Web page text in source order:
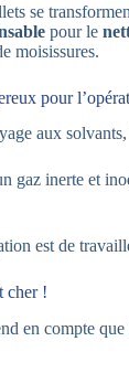
se
pour le
moisissures.
pour
aux
gaz inerte et
est de
cher !
en compte que